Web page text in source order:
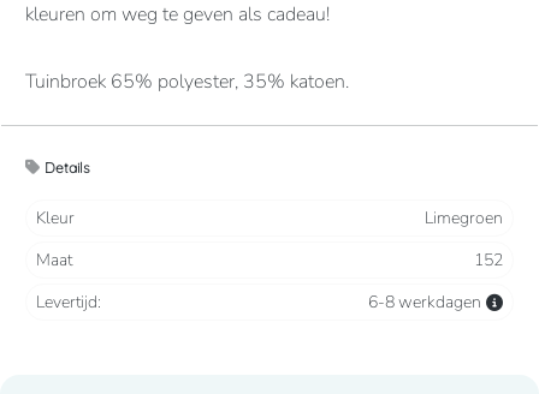
kleuren om weg te geven als cadeau!
Tuinbroek 65% polyester, 35% katoen.
Verkrijgbaar vanaf maat 86 t/m 164
Wij drukken standaard met lettertype CooperBlack
Details
Kleur
Limegroen
Maat
152
Levertijd:
6-8 werkdagen